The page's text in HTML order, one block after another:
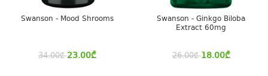
Swanson - Mood Shrooms
34.00₾ 23.00₾
Swanson - Ginkgo Biloba
Extract 60mg
26.00₾ 18.00₾